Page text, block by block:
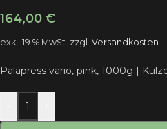
164,00 €
exkl. 19 % MwSt. zzgl. Versandkosten
Palapress vario, pink, 1000g |